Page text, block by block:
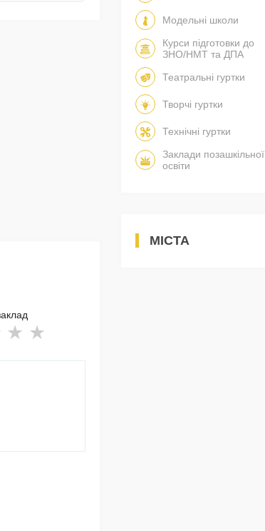
Модельні школи
Курси підготовки до
ЗНО/НМТ та ДПА
Театральні гуртки
Творчі гуртки
Технічні гуртки
Заклади позашкільної
освіти
МІСТА